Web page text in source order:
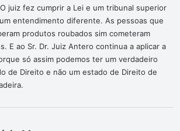
juiz fez cumprir a Lei e um tribunal superior
entendimento diferente. As pessoas que
produtos roubados sim cometeram
E ao Sr. Dr. Juiz Antero continua a aplicar a
só assim podemos ter um verdadeiro
de Direito e não um estado de Direito de